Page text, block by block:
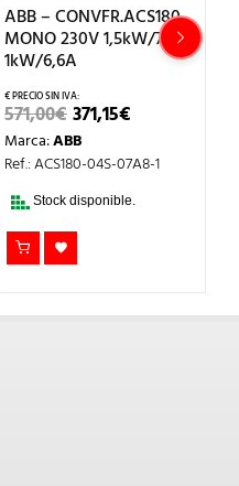
ABB – CONVFR.ACS180
MONO 230V 1,5kW/7A-
1kW/6,6A
571,00€EL
PRECIO
ORIGINAL
ERA:
371,15€
ES:
Marca:ABB
Ref.: ACS180-04S-07A8-1
Stock disponible.